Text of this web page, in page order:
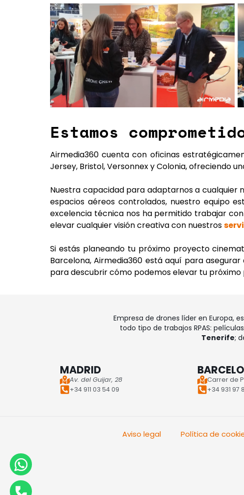
Estamos
Airmedia360 cuenta con oficinas
Jersey, Bristol, Versonnex y Colonia, ofreciendo
Nuestra capacidad para adaptarnos a cualquier
espacios aéreos controlados, nuestro equipo
excelencia técnica nos ha permitido trabajar
elevar cualquier visión creativa con nuestros
Si estás planeando tu próximo proyecto
Barcelona, Airmedia360 está aquí para
para descubrir cómo podemos elevar tu
Empresa de drones líder en Europa,
todo tipo de trabajos RPAS:
Tenerife;
MADRID
Av. del Guijar, 28
+34 911 03 54 09
Carrer de
+34 931 97
Aviso legal Política de